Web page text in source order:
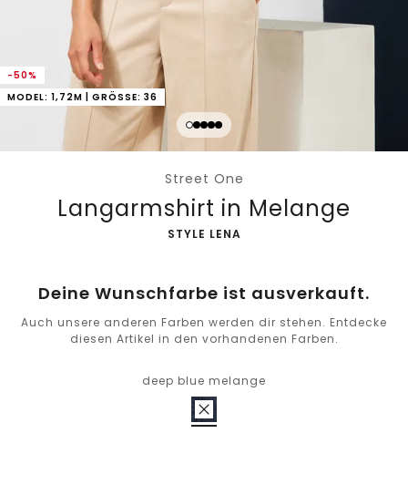
-50%
MODEL: 1,72M | GRÖSSE: 36
Street One
Langarmshirt in Melange
-
STYLE LENA
Deine Wunschfarbe ist ausverkauft.
Auch unsere anderen Farben werden dir stehen. Entdecke
diesen Artikel in den vorhandenen Farben.
deep blue melange